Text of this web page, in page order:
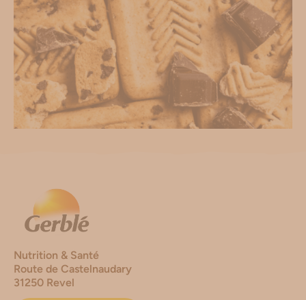
Nutrition & Santé
Route de Castelnaudary
31250 Revel